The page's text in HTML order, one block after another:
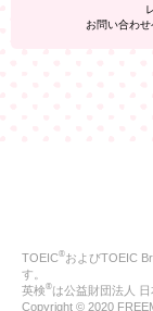
人情報を、本
者広告配信事
ご本人の同
法令に基づ
人の生命、
公衆衛生の
合
お問い合わ
TOEIC®およびTOEIC
す。
英検®は公益財団法人
Copyright © 2020